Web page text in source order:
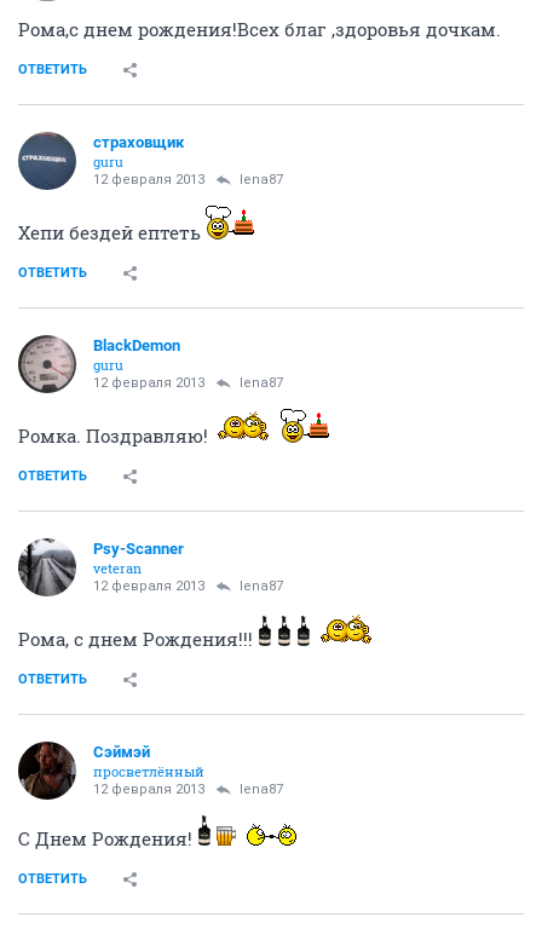
Рома,с днем рождения!Всех благ ,здоровья дочкам.
ОТВЕТИТЬ
страховщик
guru
12 февраля 2013 lena87
Хепи бездей ептеть
ОТВЕТИТЬ
BlackDemon
guru
12 февраля 2013 lena87
Ромка. Поздравляю!
ОТВЕТИТЬ
Psy-Scanner
veteran
12 февраля 2013 lena87
Рома, с днем Рождения!!!
ОТВЕТИТЬ
Сэймэй
просветлённый
12 февраля 2013 lena87
С Днем Рождения!
ОТВЕТИТЬ